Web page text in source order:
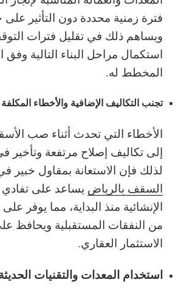
فترة زمنية محددة دون التأثير على
ويساهم ذلك في تقليل فترات
استكمال مراحل البناء التالية
المخطط له.
تجنب التكاليف الإضافية والأخطاء المكلفة
الأخطاء التي تحدث أثناء صب
إلى تكاليف إصلاح مرتفعة وتأخير
لذلك فإن الاستعانة بمقاول خبير
السقف بالرياض يساعد على
الإنشائية منذ البداية، مما يوفر على
من النفقات المستقبلية ويحافظ
الاستثمار العقاري.
استخدام المعدات والتقنيات